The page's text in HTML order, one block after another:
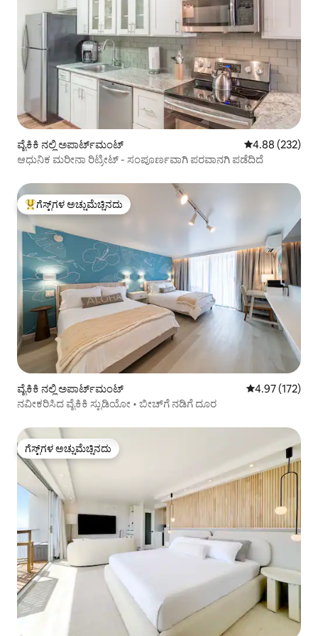
ವೈಕಿಕಿ ನಲ್ಲಿ ಅಪಾರ್ಟ್‌ಮಂಟ್ 5 ರಲ್ಲಿ 4.88
4.88 (232)
ಆಧುನಿಕ ಮರೀನಾ ರಿಟ್ರೀಟ್ - ಸಂಪೂರ್ಣವಾಗಿ ಪರವಾನಗಿ ಪಡೆದಿದೆ
ಗೆಸ್ಟ್‌ಗಳಿಗೆ ಅತಿ ಹೆಚ್ಚು ಅಚ್ಚುಮೆಚ್ಚಿನದು
ಗೆಸ್ಟ್‌ಗಳ ಅಚ್ಚುಮೆಚ್ಚಿನದು
ವೈಕಿಕಿ ನಲ್ಲಿ ಅಪಾರ್ಟ್‌ಮಂಟ್ 5 ರಲ್ಲಿ 4.97
4.97 (172)
ನವೀಕರಿಸಿದ ವೈಕಿಕಿ ಸ್ಟುಡಿಯೋ • ಬೀಚ್‌ಗೆ ನಡಿಗೆ ದೂರ
ಗೆಸ್ಟ್‌ಗಳ ಅಚ್ಚುಮೆಚ್ಚಿನದು
ಗೆಸ್ಟ್‌ಗಳ ಅಚ್ಚುಮೆಚ್ಚಿನದು